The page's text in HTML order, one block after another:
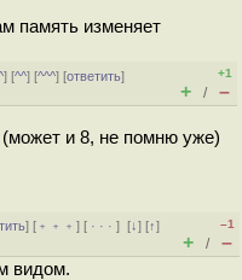
память изменяет
] [^^] [^^^] [ответить]
+1
+ / –
(может и 8, не помню уже)
] [ ﹢﹢﹢] [ · · ·][↓] [↑]
–1
+ / –
видом.